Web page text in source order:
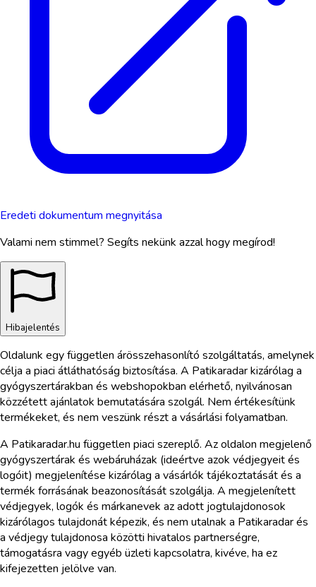
Eredeti dokumentum megnyitása
Valami nem stimmel? Segíts nekünk azzal hogy megírod!
Hibajelentés
Oldalunk egy független árösszehasonlító szolgáltatás, amelynek
célja a piaci átláthatóság biztosítása. A Patikaradar kizárólag a
gyógyszertárakban és webshopokban elérhető, nyilvánosan
közzétett ajánlatok bemutatására szolgál. Nem értékesítünk
termékeket, és nem veszünk részt a vásárlási folyamatban.
A Patikaradar.hu független piaci szereplő. Az oldalon megjelenő
gyógyszertárak és webáruházak (ideértve azok védjegyeit és
logóit) megjelenítése kizárólag a vásárlók tájékoztatását és a
termék forrásának beazonosítását szolgálja. A megjelenített
védjegyek, logók és márkanevek az adott jogtulajdonosok
kizárólagos tulajdonát képezik, és nem utalnak a Patikaradar és
a védjegy tulajdonosa közötti hivatalos partnerségre,
támogatásra vagy egyéb üzleti kapcsolatra, kivéve, ha ez
kifejezetten jelölve van.